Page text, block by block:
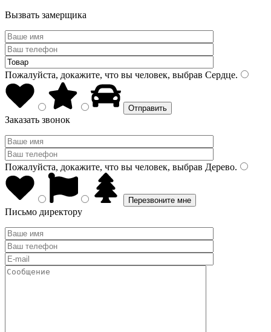
Вызвать замерщика
Пожалуйста, докажите, что вы человек, выбрав Сердце.
Заказать звонок
Пожалуйста, докажите, что вы человек, выбрав Дерево.
Письмо директору